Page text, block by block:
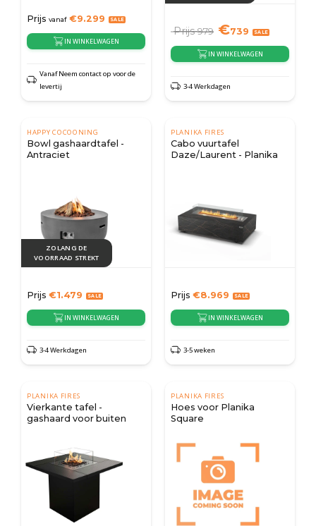
Prijs vanaf€9.299
IN WINKELWAGEN
Vanaf Neem contact op voor de
levertij
Prijs979 €739
IN WINKELWAGEN
3-4 Werkdagen
HAPPY COCOONING
Bowl gashaardtafel -
Antraciet
ZOLANG DE
VOORRAAD STREKT
Prijs €1.479
IN WINKELWAGEN
3-4 Werkdagen
PLANIKA FIRES
Cabo vuurtafel
Daze/Laurent - Planika
Prijs €8.969
IN WINKELWAGEN
3-5 weken
PLANIKA FIRES
Vierkante tafel -
gashaard voor buiten
PLANIKA FIRES
Hoes voor Planika
Square